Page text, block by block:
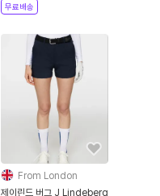
무료배송
From London
제이린드 버그 J Lindeberg